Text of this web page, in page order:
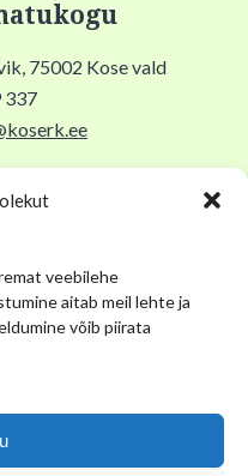
veebilehe
aitab meil lehte ja
võib piirata
75002 Kose vald
337
T 11-19, Lõuna 12-12.30,
ja asjaajamiseks.
Muuseum
304